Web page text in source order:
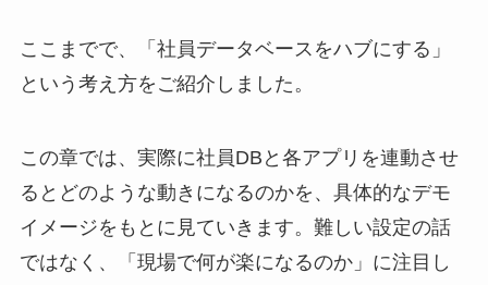
ここまでで、「社員データベースをハブにする」
という考え方をご紹介しました。
この章では、実際に社員DBと各アプリを連動させ
るとどのような動きになるのかを、具体的なデモ
イメージをもとに見ていきます。難しい設定の話
ではなく、「現場で何が楽になるのか」に注目し